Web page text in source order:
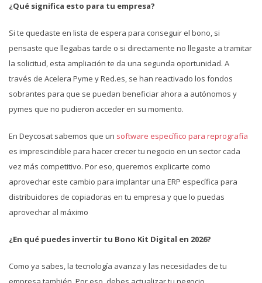
¿Qué significa esto para tu empresa?
Si te quedaste en lista de espera para conseguir el bono, si
pensaste que llegabas tarde o si directamente no llegaste a tramitar
la solicitud, esta ampliación te da una segunda oportunidad. A
través de Acelera Pyme y Red.es, se han reactivado los fondos
sobrantes para que se puedan beneficiar ahora a autónomos y
pymes que no pudieron acceder en su momento.
En Deycosat sabemos que un software específico para reprografía
es imprescindible para hacer crecer tu negocio en un sector cada
vez más competitivo. Por eso, queremos explicarte como
aprovechar este cambio para implantar una ERP específica para
distribuidores de copiadoras en tu empresa y que lo puedas
aprovechar al máximo
¿En qué puedes invertir tu Bono Kit Digital en 2026?
Como ya sabes, la tecnología avanza y las necesidades de tu